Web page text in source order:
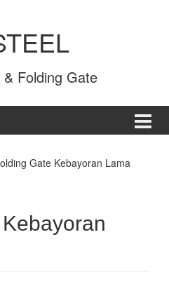
Folding Gate
Gate Kebayoran Lama